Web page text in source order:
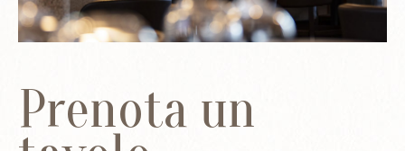
Prenota un